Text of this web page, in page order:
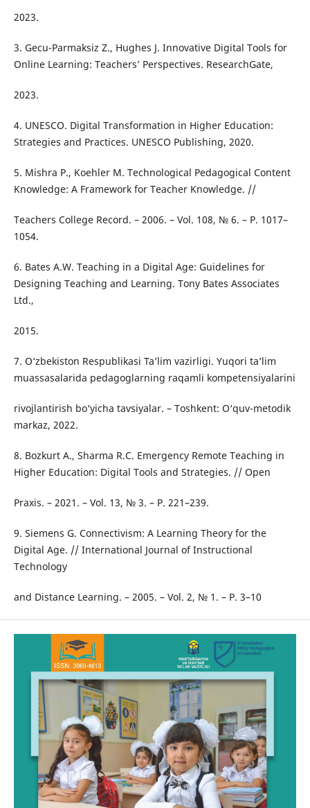
2023.
3. Gecu-Parmaksiz Z., Hughes J. Innovative Digital Tools for
Online Learning: Teachers’ Perspectives. ResearchGate,
2023.
4. UNESCO. Digital Transformation in Higher Education:
Strategies and Practices. UNESCO Publishing, 2020.
5. Mishra P., Koehler M. Technological Pedagogical Content
Knowledge: A Framework for Teacher Knowledge. //
Teachers College Record. – 2006. – Vol. 108, № 6. – P. 1017–
1054.
6. Bates A.W. Teaching in a Digital Age: Guidelines for
Designing Teaching and Learning. Tony Bates Associates
Ltd.,
2015.
7. O‘zbekiston Respublikasi Ta’lim vazirligi. Yuqori ta’lim
muassasalarida pedagoglarning raqamli kompetensiyalarini
rivojlantirish bo‘yicha tavsiyalar. – Toshkent: O‘quv-metodik
markaz, 2022.
8. Bozkurt A., Sharma R.C. Emergency Remote Teaching in
Higher Education: Digital Tools and Strategies. // Open
Praxis. – 2021. – Vol. 13, № 3. – P. 221–239.
9. Siemens G. Connectivism: A Learning Theory for the
Digital Age. // International Journal of Instructional
Technology
and Distance Learning. – 2005. – Vol. 2, № 1. – P. 3–10